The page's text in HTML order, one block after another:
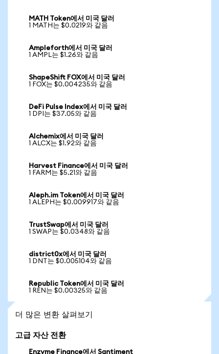
MATH Token에서 미국 달러
1 MATH는 $0.0219와 같음
Ampleforth에서 미국 달러
1 AMPL는 $1.26와 같음
ShapeShift FOX에서 미국 달러
1 FOX는 $0.004235와 같음
DeFi Pulse Index에서 미국 달러
1 DPI는 $37.05와 같음
Alchemix에서 미국 달러
1 ALCX는 $1.92와 같음
Harvest Finance에서 미국 달러
1 FARM는 $5.21와 같음
Aleph.im Token에서 미국 달러
1 ALEPH는 $0.009917와 같음
TrustSwap에서 미국 달러
1 SWAP는 $0.0348와 같음
district0x에서 미국 달러
1 DNT는 $0.005104와 같음
Republic Token에서 미국 달러
1 REN는 $0.00325와 같음
더 많은 변환 살펴보기
고급 자산 전환
Enzyme Finance에서 Santiment